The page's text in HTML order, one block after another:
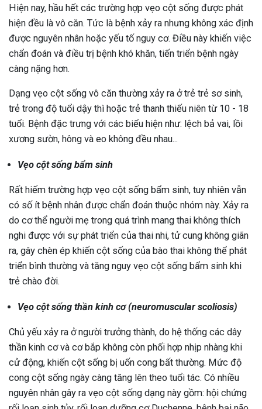
Hiện nay, hầu hết các trường hợp vẹo cột sống được phát
hiện đều là vô căn. Tức là bệnh xảy ra nhưng không xác định
được nguyên nhân hoặc yếu tố nguy cơ. Điều này khiến việc
chẩn đoán và điều trị bệnh khó khăn, tiến triển bệnh ngày
càng nặng hơn.
Dạng vẹo cột sống vô căn thường xảy ra ở trẻ trẻ sơ sinh,
trẻ trong độ tuổi dậy thì hoặc trẻ thanh thiếu niên từ 10 - 18
tuổi. Bệnh đặc trưng với các biểu hiện như: lệch bả vai, lồi
xương sườn, hông và eo không đều nhau...
Vẹo cột sống bẩm sinh
Rất hiếm trường hợp vẹo cột sống bẩm sinh, tuy nhiên vẫn
có số ít bệnh nhân được chẩn đoán thuộc nhóm này. Xảy ra
do cơ thể người mẹ trong quá trình mang thai không thích
nghi được với sự phát triển của thai nhi, tử cung không giãn
ra, gây chèn ép khiến cột sống của bào thai không thể phát
triển bình thường và tăng nguy vẹo cột sống bẩm sinh khi
trẻ chào đời.
Vẹo cột sống thần kinh cơ (neuromuscular scoliosis)
Chủ yếu xảy ra ở người trưởng thành, do hệ thống các dây
thần kinh cơ và cơ bắp không còn phối hợp nhịp nhàng khi
cử động, khiến cột sống bị uốn cong bất thường. Mức độ
cong cột sống ngày càng tăng lên theo tuổi tác. Có nhiều
nguyên nhân gây ra vẹo cột sống dạng này gồm: hội chứng